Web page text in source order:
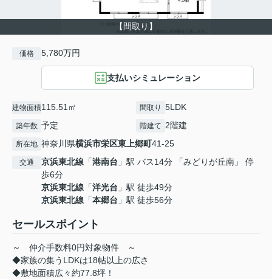
【間取り】
価格 5,780万円
支払いシミュレーション
建物面積115.51㎡ 間取り 5LDK
築年数 予定 階建て 2階建
所在地 神奈川県横浜市栄区東上郷町41-25
交通 京浜東北線 「港南台 」駅 バス14分 「みどりが丘南」 停
歩6分
京浜東北線 「洋光台 」駅 徒歩49分
京浜東北線 「本郷台 」駅 徒歩56分
セールスポイント
～ 仲介手数料0円対象物件 ～
◆家族の集うLDKは18帖以上の広さ
◆敷地面積広々約77.8坪！